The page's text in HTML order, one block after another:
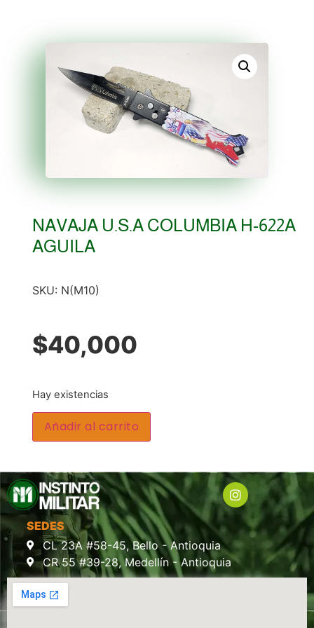
NAVAJA U.S.A COLUMBIA H-622A
AGUILA
SKU: N(M10)
$40,000
Hay existencias
Añadir al carrito
SEDES
CL 23A #58-45, Bello - Antioquia
CR 55 #39-28, Medellín - Antioquia